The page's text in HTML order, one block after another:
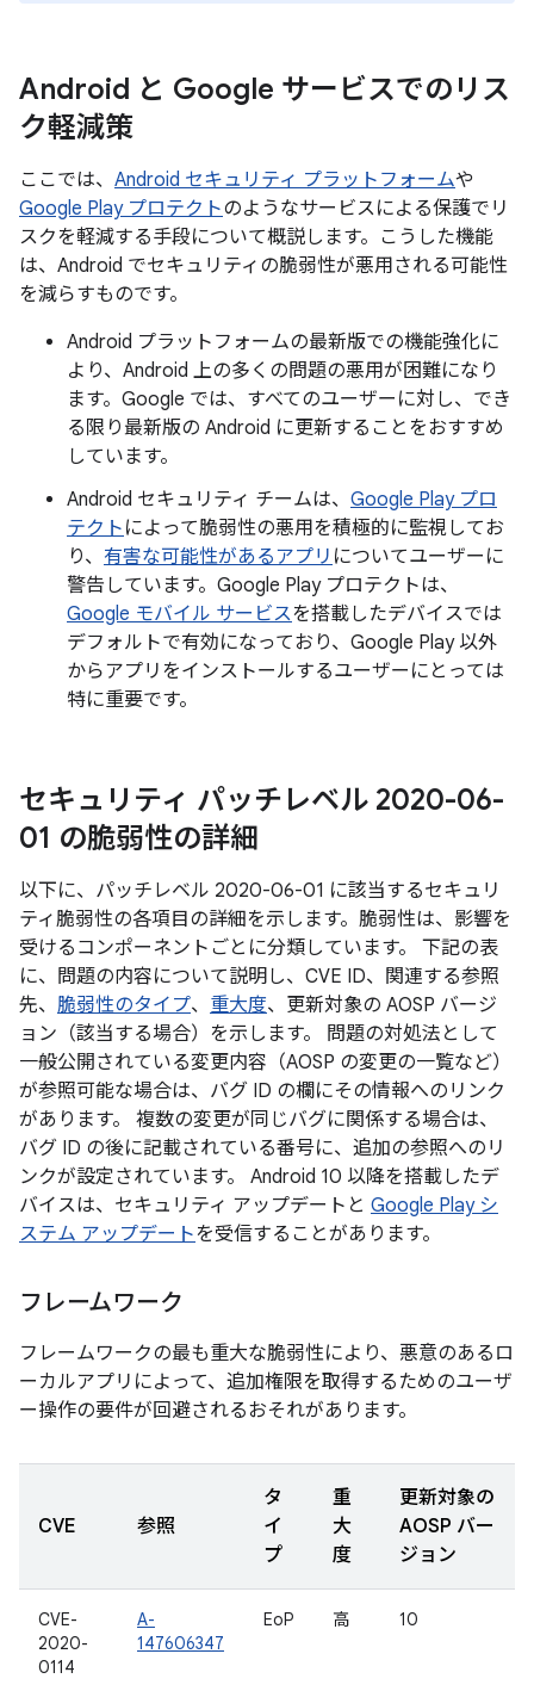
Android と Google サービスでのリス
ク軽減策
ここでは、 Android セキュリティ プラットフォームや
Google Play プロテクトのようなサービスによる保護でリ
スクを軽減する手段について概説します。こうした機能
は、Android でセキュリティの脆弱性が悪用される可能性
を減らすものです。
Android プラットフォームの最新版での機能強化に
より、Android 上の多くの問題の悪用が困難になり
ます。Google では、すべてのユーザーに対し、でき
る限り最新版の Android に更新することをおすすめ
しています。
Android セキュリティ チームは、 Google Play プロ
テクト によって脆弱性の悪用を積極的に監視してお
り、 有害な可能性があるアプリ についてユーザーに
警告しています。Google Play プロテクトは、
Google モバイル サービスを搭載したデバイスでは
デフォルトで有効になっており、Google Play 以外
からアプリをインストールするユーザーにとっては
特に重要です。
セキュリティ パッチレベル 2020-06-
01 の脆弱性の詳細
以下に、パッチレベル 2020-06-01 に該当するセキュリ
ティ脆弱性の各項目の詳細を示します。脆弱性は、影響を
受けるコンポーネントごとに分類しています。 下記の表
に、問題の内容について説明し、CVE ID、関連する参照
先、 脆弱性のタイプ、 重大度、更新対象の AOSP バージ
ョン（該当する場合）を示します。 問題の対処法として
一般公開されている変更内容（AOSP の変更の一覧など）
が参照可能な場合は、バグ ID の欄にその情報へのリンク
があります。 複数の変更が同じバグに関係する場合は、
バグ ID の後に記載されている番号に、追加の参照へのリ
ンクが設定されています。 Android 10 以降を搭載したデ
バイスは、セキュリティ アップデートと Google Play シ
ステム アップデートを受信することがあります。
フレームワーク
フレームワークの最も重大な脆弱性により、悪意のあるロ
ーカルアプリによって、追加権限を取得するためのユーザ
ー操作の要件が回避されるおそれがあります。
CVE 参照
タ
イ
プ
重
大
度
更新対象の
AOSP バー
ジョン
CVE-
2020-
0114
A-
147606347
EoP 高 10